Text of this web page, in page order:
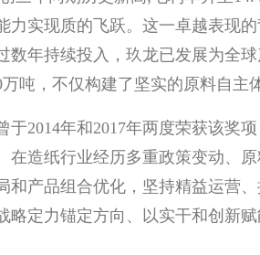
力实现质的飞跃。这一卓越表现
数年持续投入，玖龙已发展为全
吨，不仅构建了坚实的原料自
2014年和2017年两度荣获该奖项
在造纸行业经历多重政策变动、
和产品组合优化，坚持精益运营
略定力锚定方向、以实干和创新